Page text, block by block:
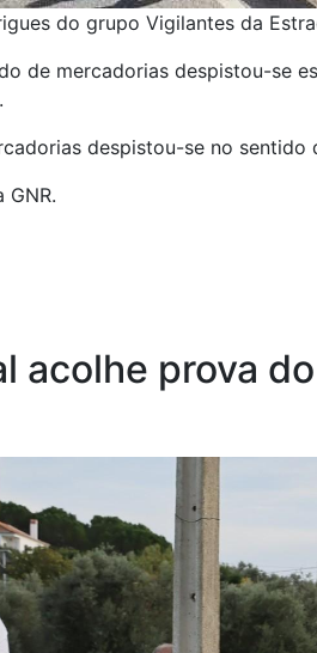
do grupo Vigilantes da
de mercadorias despistou-se
despistou-se no
GNR.
acolhe prova